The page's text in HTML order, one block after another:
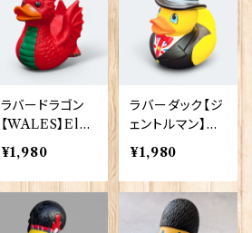
ラバードラゴン
【WALES】Elga
te Products 9
0385
¥1,980
ラバーダック【ジ
ェントルマン】El
gate Products
90387
¥1,980